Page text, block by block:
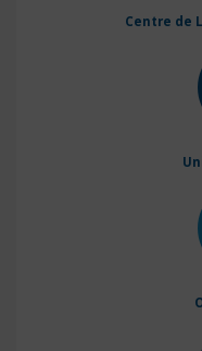
Centre de